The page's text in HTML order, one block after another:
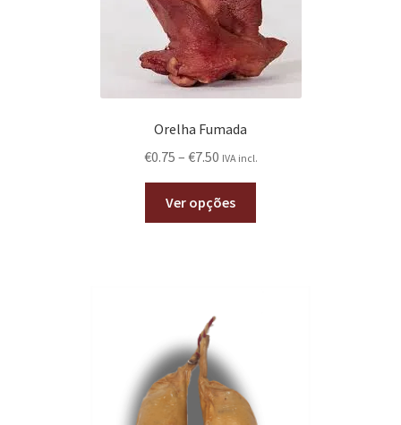
Orelha Fumada
€0.75 – €7.50 IVA incl.
Ver opções